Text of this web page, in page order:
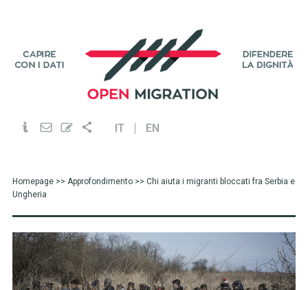
IT EN
Homepage>> Approfondimento>> Chi aiuta i migranti bloccati fra Serbia e
Ungheria